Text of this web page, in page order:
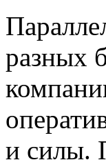
разных
и силы.